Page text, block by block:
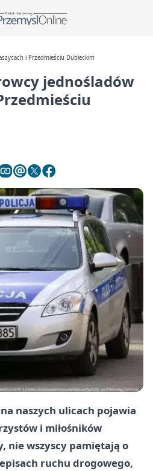
i Przedmieściu Dubieckim
jednośladów
naszych ulicach pojawia
i miłośników
nie wszyscy pamiętają o
ruchu drogowego,